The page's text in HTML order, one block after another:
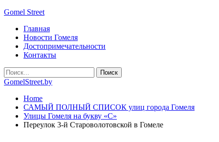
Gomel Street
Главная
Новости Гомеля
Достопримечательности
Контакты
GomelStreet.by
Home
САМЫЙ ПОЛНЫЙ СПИСОК улиц города Гомеля
Улицы Гомеля на букву «С»
Переулок 3-й Староволотовской в Гомеле